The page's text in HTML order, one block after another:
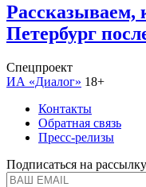
Рассказываем,
Петербург
Спецпроект
ИА «Диалог» 18+
Контакты
Обратная связь
Пресс-релизы
Подписаться на рассылку